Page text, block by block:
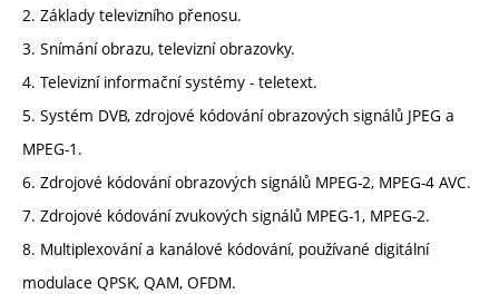
2. Základy televizního přenosu.
3. Snímání obrazu, televizní obrazovky.
4. Televizní informační systémy - teletext.
5. Systém DVB, zdrojové kódování obrazových signálů JPEG a
MPEG-1.
6. Zdrojové kódování obrazových signálů MPEG-2, MPEG-4 AVC.
7. Zdrojové kódování zvukových signálů MPEG-1, MPEG-2.
8. Multiplexování a kanálové kódování, používané digitální
modulace QPSK, QAM, OFDM.